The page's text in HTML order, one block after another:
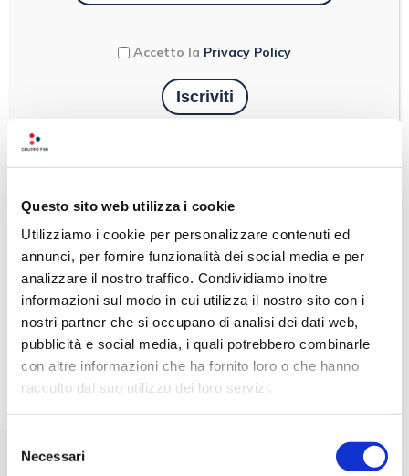
Questo sito web utilizza i cookie
Utilizziamo i cookie per personalizzare contenuti ed
annunci, per fornire funzionalità dei social media e per
analizzare il nostro traffico. Condividiamo inoltre
informazioni sul modo in cui utilizza il nostro sito con i
nostri partner che si occupano di analisi dei dati web,
pubblicità e social media, i quali potrebbero combinarle
con altre informazioni che ha fornito loro o che hanno
raccolto dal suo utilizzo dei loro servizi.
delNecessari
GUIDA ALLE MIGLIORI
PIZZERIE DELL’EMILIA-
DELLA PIZZA
LEGGI
Accetto la Privacy Policy